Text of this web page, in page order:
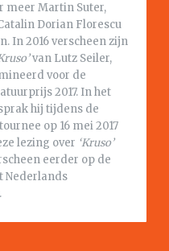
meer Martin Suter,
Dorian Florescu
In 2016 verscheen zijn
van Lutz Seiler,
voor de
2017. In het
hij tijdens de
op 16 mei 2017
lezing over ‘Kruso’
eerder op de
Nederlands